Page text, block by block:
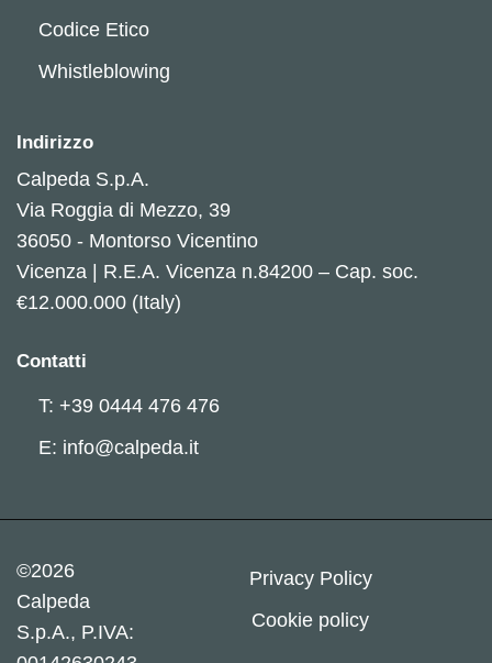
Codice Etico
Whistleblowing
Indirizzo
Calpeda S.p.A.
Via Roggia di Mezzo, 39
36050 - Montorso Vicentino
Vicenza | R.E.A. Vicenza n.84200 – Cap. soc.
€12.000.000 (Italy)
Contatti
T: +39 0444 476 476
E: info@calpeda.it
©2026
Calpeda
S.p.A., P.IVA:
Privacy Policy
Cookie policy